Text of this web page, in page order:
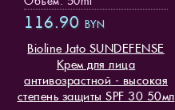
116.90 BYN
Bioline Jato SUNDEFENSE
Крем для лица
антивозрастной - высокая
степень защиты SPF 30 50мл